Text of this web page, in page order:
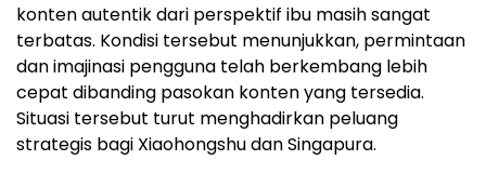
konten autentik dari perspektif ibu masih sangat
terbatas. Kondisi tersebut menunjukkan, permintaan
dan imajinasi pengguna telah berkembang lebih
cepat dibanding pasokan konten yang tersedia.
Situasi tersebut turut menghadirkan peluang
strategis bagi Xiaohongshu dan Singapura.